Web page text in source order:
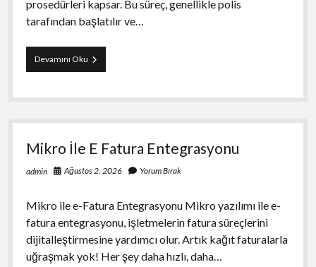
prosedürleri kapsar. Bu süreç, genellikle polis
tarafından başlatılır ve…
Devamını OkuGozalti
Sureci
İsler
Mikro İle E Fatura Entegrasyonu
admin Ağustos 2, 2026 Yorum Bırak
Mikro ile e-Fatura Entegrasyonu Mikro yazılımı ile e-
fatura entegrasyonu, işletmelerin fatura süreçlerini
dijitalleştirmesine yardımcı olur. Artık kağıt faturalarla
uğraşmak yok! Her şey daha hızlı, daha…